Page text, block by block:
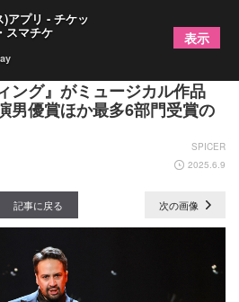
国発のミュージカル『メイビ
ング』がミュージカル作品
男優賞ほか最多6部門受賞の
SPICER
2025.6.9
記事に戻る 次の画像
アプリ - チケッ
スマチケ 表示